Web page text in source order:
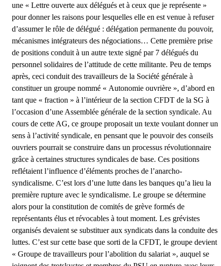
une « Lettre ouverte aux délégués et à ceux que je représente »
pour donner les raisons pour lesquelles elle en est venue à refuser
d’assumer le rôle de délégué : délégation permanente du pouvoir,
mécanismes intégrateurs des négociations… Cette première prise
de positions conduit à un autre texte signé par 7 délégués du
personnel solidaires de l’attitude de cette militante. Peu de temps
après, ceci conduit des travailleurs de la Société générale à
constituer un groupe nommé « Autonomie ouvrière », d’abord en
tant que « fraction » à l’intérieur de la section CFDT de la SG à
l’occasion d’une Assemblée générale de la section syndicale. Au
cours de cette AG, ce groupe proposait un texte voulant donner un
sens à l’activité syndicale, en pensant que le pouvoir des conseils
ouvriers pourrait se construire dans un processus révolutionnaire
grâce à certaines structures syndicales de base. Ces positions
reflétaient l’influence d’éléments proches de l’anarcho-
syndicalisme. C’est lors d’une lutte dans les banques qu’a lieu la
première rupture avec le syndicalisme. Le groupe se détermine
alors pour la constitution de comités de grève formés de
représentants élus et révocables à tout moment. Les grévistes
organisés devaient se substituer aux syndicats dans la conduite des
luttes. C’est sur cette base que sorti de la CFDT, le groupe devient
« Groupe de travailleurs pour l’abolition du salariat », auquel se